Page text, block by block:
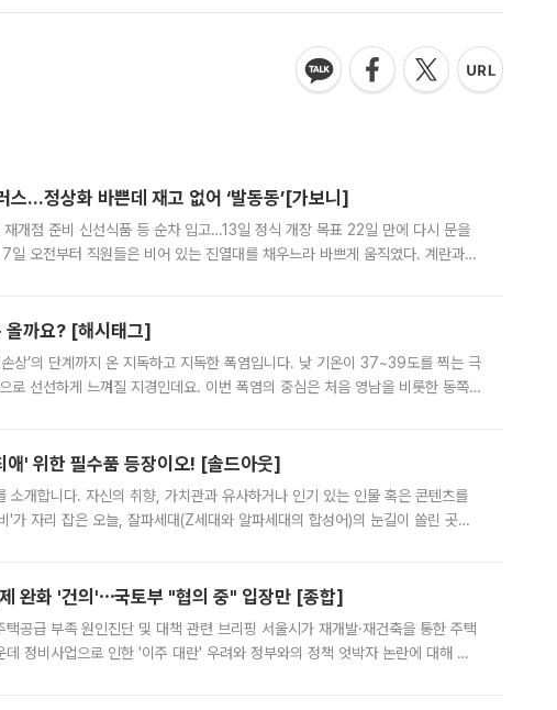
스…정상화 바쁜데 재고 없어 ‘발동동’[가보니]
개점 준비 신선식품 등 순차 입고…13일 정식 개장 목표 22일 만에 다시 문을
일 오전부터 직원들은 비어 있는 진열대를 채우느라 바쁘게 움직였다. 계란과
올까요? [해시태그]
상’의 단계까지 온 지독하고 지독한 폭염입니다. 낮 기온이 37~39도를 찍는 극
로 선선하게 느껴질 지경인데요. 이번 폭염의 중심은 처음 영남을 비롯한 동쪽
' 위한 필수품 등장이오! [솔드아웃]
소개합니다. 자신의 취향, 가치관과 유사하거나 인기 있는 인물 혹은 콘텐츠를
자리 잡은 오늘, 잘파세대(Z세대와 알파세대의 합성어)의 눈길이 쏠린 곳은
완화 '건의'⋯국토부 "협의 중" 입장만 [종합]
택공급 부족 원인진단 및 대책 관련 브리핑 서울시가 재개발·재건축을 통한 주택
정비사업으로 인한 '이주 대란' 우려와 정부와의 정책 엇박자 논란에 대해 정